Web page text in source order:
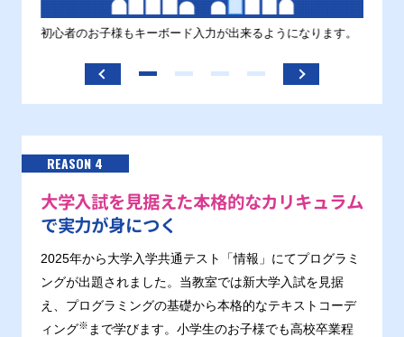
初心者のお子様もキーボード入力が出来るようになります。
REASON 4
大学入試を見据えた本格的なカリキュラム
で実力が身につく
2025年から大学入学共通テスト「情報」にてプログラミ
ングが出題されました。当教室では新大学入試を見据
え、プログラミングの基礎から本格的なテキストコーデ
ィング※ まで学びます。小学生のお子様でも高校卒業程